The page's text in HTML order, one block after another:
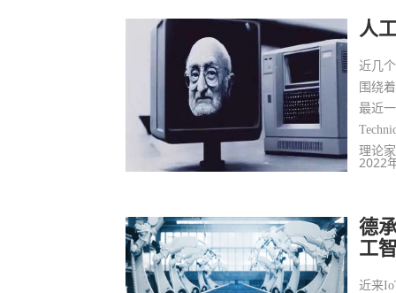
人
近几
围绕
最近
理论
2022
德
工
近来